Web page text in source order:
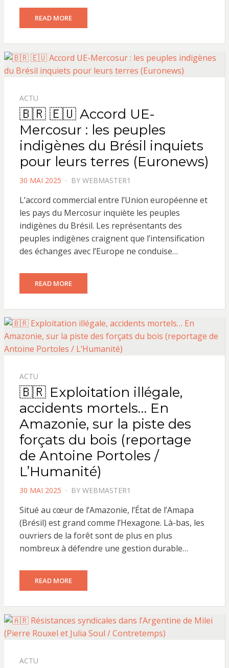
READ MORE
ACTU
🇧🇷 🇪🇺 Accord UE-
Mercosur : les peuples
indigènes du Brésil inquiets
pour leurs terres (Euronews)
POSTED
30 MAI 2025 BY WEBMASTER1
L’accord commercial entre l’Union européenne et
les pays du Mercosur inquiète les peuples
indigènes du Brésil. Les représentants des
peuples indigènes craignent que l’intensification
des échanges avec l’Europe ne conduise…
READ MORE
ACTU
🇧🇷 Exploitation illégale,
accidents mortels… En
Amazonie, sur la piste des
forçats du bois (reportage
de Antoine Portoles /
L’Humanité)
POSTED
30 MAI 2025 BY WEBMASTER1
Situé au cœur de l’Amazonie, l’État de l’Amapa
(Brésil) est grand comme l’Hexagone. Là-bas, les
ouvriers de la forêt sont de plus en plus
nombreux à défendre une gestion durable…
READ MORE
ACTU